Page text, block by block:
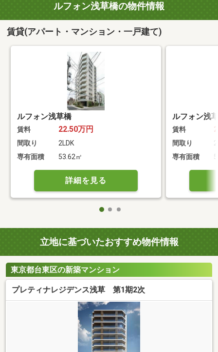
ルフォン浅草橋の物件情報
賃貸(アパート・マンション・一戸建て)
ルフォン浅草橋
賃料 22.50万円
間取り
2LDK
専有面積
53.62㎡
詳細を見る
ルフォン浅
賃料
間取り
専有面積
立地に基づいたおすすめ物件情報
東京都台東区の新築マンション
プレティナレジデンス浅草 第1期2次